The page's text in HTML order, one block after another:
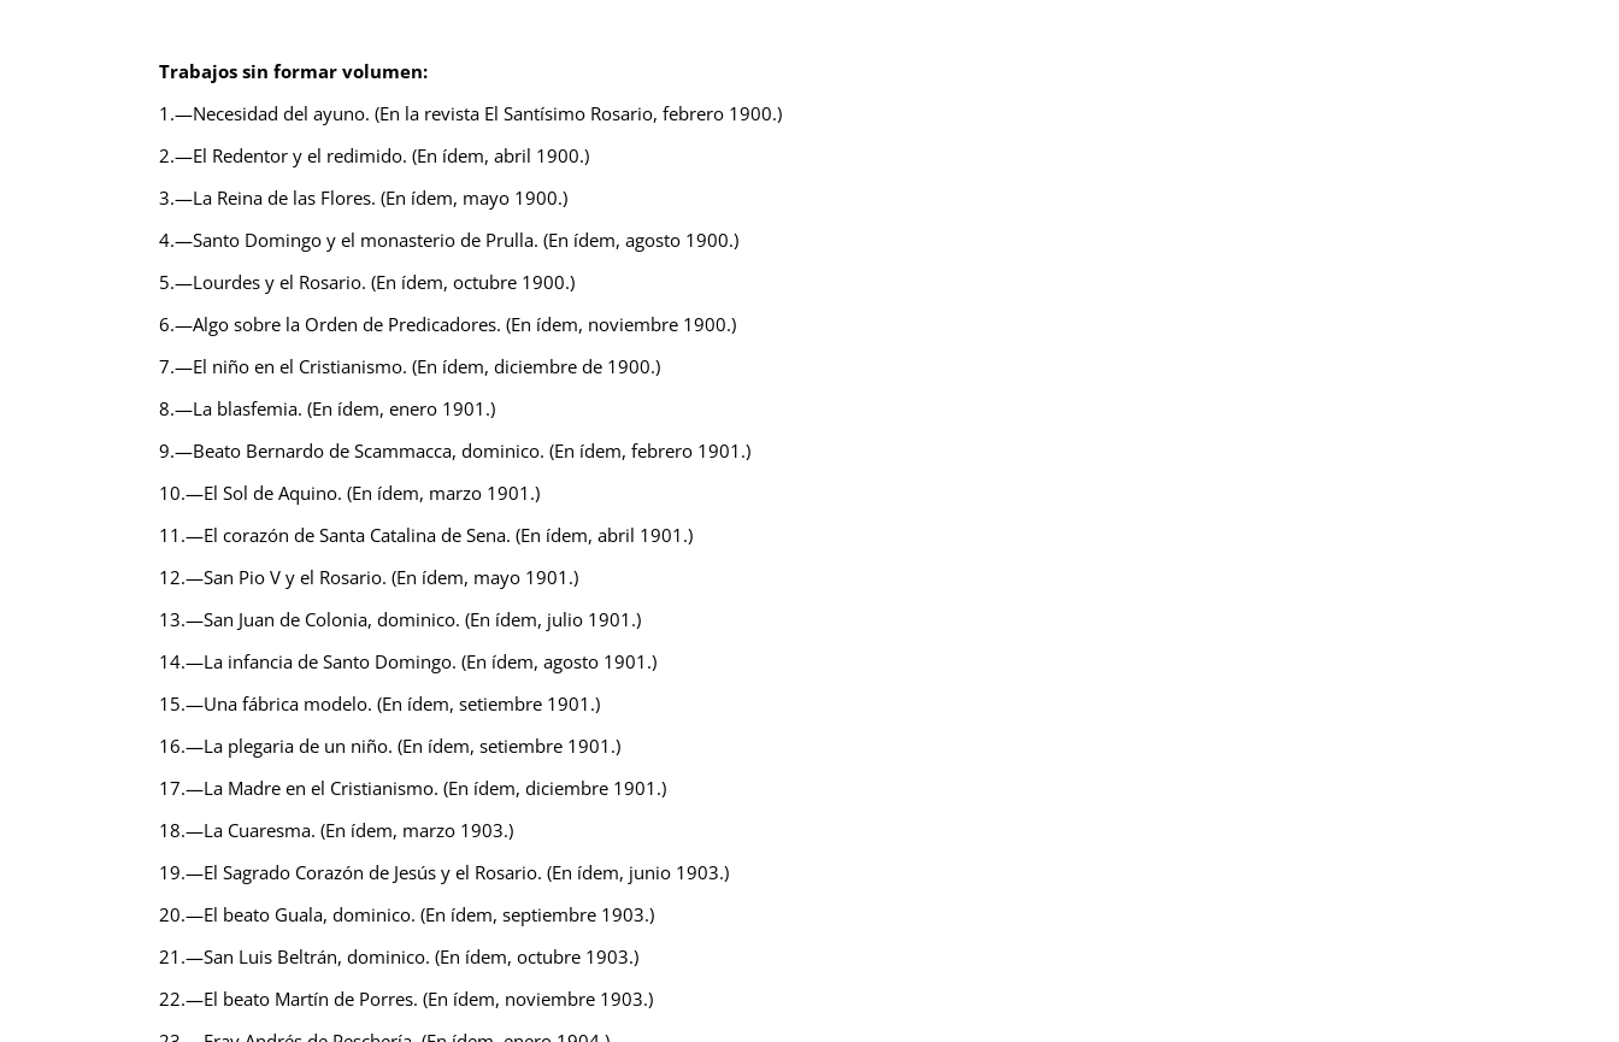
Trabajos sin formar volumen:
1.—Necesidad del ayuno. (En la revista El Santísimo Rosario, febrero 1900.)
2.—El Redentor y el redimido. (En ídem, abril 1900.)
3.—La Reina de las Flores. (En ídem, mayo 1900.)
4.—Santo Domingo y el monasterio de Prulla. (En ídem, agosto 1900.)
5.—Lourdes y el Rosario. (En ídem, octubre 1900.)
6.—Algo sobre la Orden de Predicadores. (En ídem, noviembre 1900.)
7.—El niño en el Cristianismo. (En ídem, diciembre de 1900.)
8.—La blasfemia. (En ídem, enero 1901.)
9.—Beato Bernardo de Scammacca, dominico. (En ídem, febrero 1901.)
10.—El Sol de Aquino. (En ídem, marzo 1901.)
11.—El corazón de Santa Catalina de Sena. (En ídem, abril 1901.)
12.—San Pio V y el Rosario. (En ídem, mayo 1901.)
13.—San Juan de Colonia, dominico. (En ídem, julio 1901.)
14.—La infancia de Santo Domingo. (En ídem, agosto 1901.)
15.—Una fábrica modelo. (En ídem, setiembre 1901.)
16.—La plegaria de un niño. (En ídem, setiembre 1901.)
17.—La Madre en el Cristianismo. (En ídem, diciembre 1901.)
18.—La Cuaresma. (En ídem, marzo 1903.)
19.—El Sagrado Corazón de Jesús y el Rosario. (En ídem, junio 1903.)
20.—El beato Guala, dominico. (En ídem, septiembre 1903.)
21.—San Luis Beltrán, dominico. (En ídem, octubre 1903.)
22.—El beato Martín de Porres. (En ídem, noviembre 1903.)